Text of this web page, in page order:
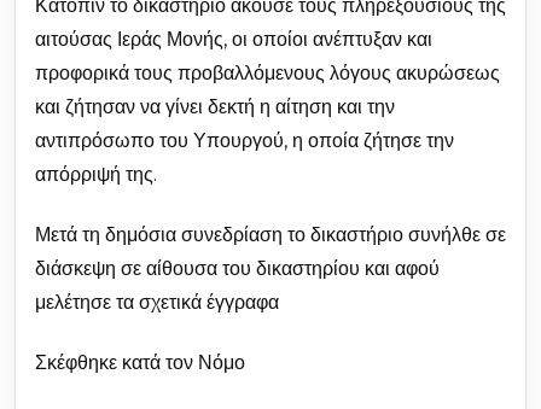
Κατόπιν το δικαστήριο άκουσε τους πληρεξούσιους της
αιτούσας Ιεράς Μονής, οι οποίοι ανέπτυξαν και
προφορικά τους προβαλλόμενους λόγους ακυρώσεως
και ζήτησαν να γίνει δεκτή η αίτηση και την
αντιπρόσωπο του Υπουργού, η οποία ζήτησε την
απόρριψή της.
Μετά τη δημόσια συνεδρίαση το δικαστήριο συνήλθε σε
διάσκεψη σε αίθουσα του δικαστηρίου και αφού
μελέτησε τα σχετικά έγγραφα
Σκέφθηκε κατά τον Νόμο